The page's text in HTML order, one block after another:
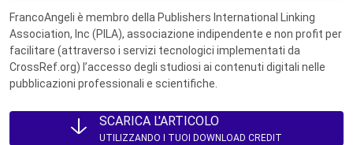
FrancoAngeli è membro della Publishers International Linking
Association, Inc (PILA), associazione indipendente e non profit per
facilitare (attraverso i servizi tecnologici implementati da
CrossRef.org) l’accesso degli studiosi ai contenuti digitali nelle
pubblicazioni professionali e scientifiche.
SCARICA L'ARTICOLO
UTILIZZANDO I TUOI DOWNLOAD CREDIT